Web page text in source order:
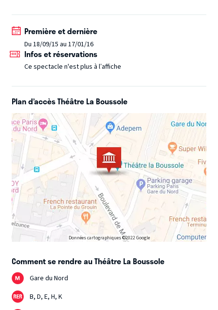
Première et dernière
Du 18/09/15 au 17/01/16
Infos et réservations
Ce spectacle n'est plus à l’affiche
Plan d’accès Théâtre La Boussole
Données cartographiques ©2022 Google
Comment se rendre au Théâtre La Boussole
Gare du Nord
B, D, E, H, K